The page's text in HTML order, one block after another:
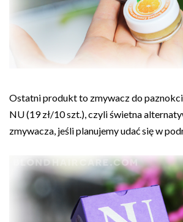
Ostatni produkt to zmywacz do
NU (19 zł/10 szt.), czyli świetna
zmywacza, jeśli planujemy udać się w